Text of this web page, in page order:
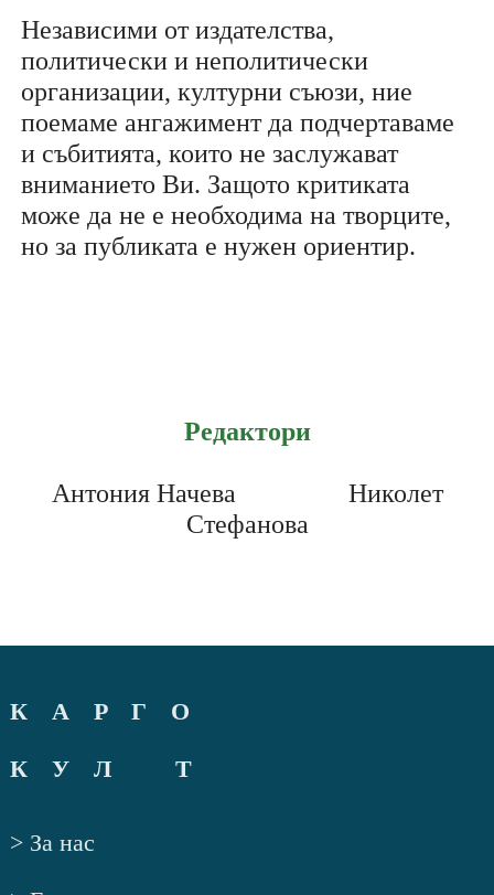
Независими от издателства,
политически и неполитически
организации, културни съюзи, ние
поемаме ангажимент да подчертаваме
и събитията, които не заслужават
вниманието Ви. Защото критиката
може да не е необходима на творците,
но за публиката е нужен ориентир.
Редактори
Антония Начева
Николет
Стефанова
К А Р Г О
К У Л Т
> За нас